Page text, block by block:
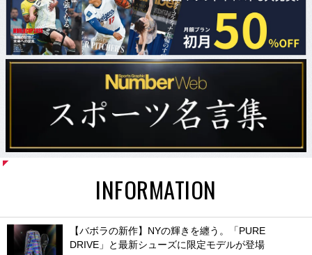
INFORMATION
【バボラの新作】NYの輝きを纏う。「PURE
DRIVE」と最新シューズに限定モデルが登場